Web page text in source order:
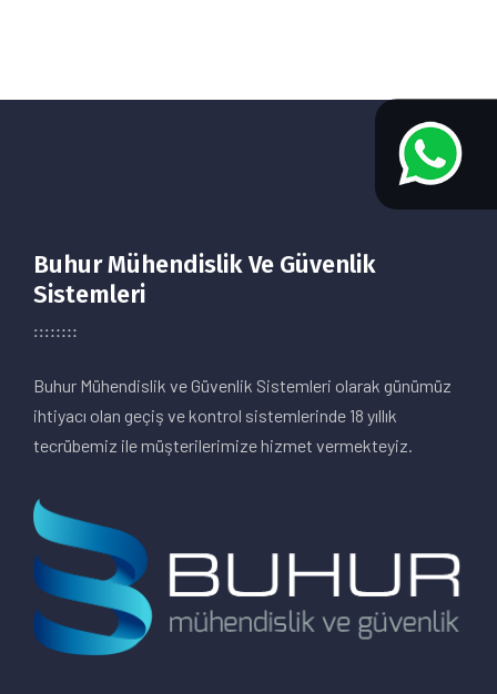
Buhur Mühendislik Ve Güvenlik
Sistemleri
Buhur Mühendislik ve Güvenlik Sistemleri olarak günümüz
ihtiyacı olan geçiş ve kontrol sistemlerinde 18 yıllık
tecrübemiz ile müşterilerimize hizmet vermekteyiz.